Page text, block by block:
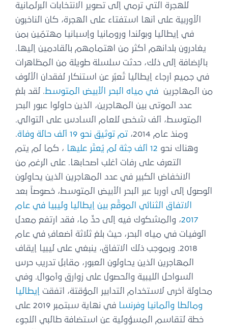
للهجرة التي ترمي إلى تصوير الانتخابات البرلمانية
الأوربية على أنها استفتاء على الهجرة، كان الناخبون
في إيطاليا وبولندا ورومانيا وإسبانيا مهتمّين بمن
يغادرون بلدانهم أكثر من اهتمامهم بالقادمين إليها.
بالإضافة إلى ذلك، حدثت سلسلة طويلة من المظاهرات
في جميع أرجاء إيطاليا تُعبّر عن استنكار لفقدان الألوف
من المهاجرين
في مياه البحر الأبيض المتوسط. لقد بلغ
عدد الموتى بين المهاجرين، الذين حاولوا عبور البحر
المتوسط، ألف شخص للعام السادس على التوالي.
ومنذ عام 2014،
تم توثيق نحو 19 ألف حالة وفاة
.
وهناك نحو 12 ألف جثة لم يُعثَر عليها
، كما لم يتم
التعرف على رفات أغلب أصحابها. على الرغم من
الانخفاض الكبير في عدد المهاجرين الذين يحاولون
الوصول إلى أوربا عبر البحر الأبيض المتوسط، خصوصاً بعد
الاتفاق الثنائي الموقَّع بين إيطاليا وليبيا في عام
2017، والمشكوك فيه إلى حدٍّ ما، فقد ارتفع معدل
الوفيات في مياه البحر، حيث بلغ ثلاثة أضعافٍ في عام
2018. وبموجب ذلك الاتفاق، ينبغي على ليبيا إيقاف
المهاجرين الذين يحاولون العبور، مقابل تدريب حرس
السواحل الليبية والحصول على زوارق وأموال. وفي
محاولة أخرى لاستخدام التدابير المؤقتة، اتفقت
إيطاليا
ومالطا وألمانيا وفرنسا
في نهاية سبتمبر 2019 على
خطة لتقاسم المسؤولية عن استضافة طالبي اللجوء